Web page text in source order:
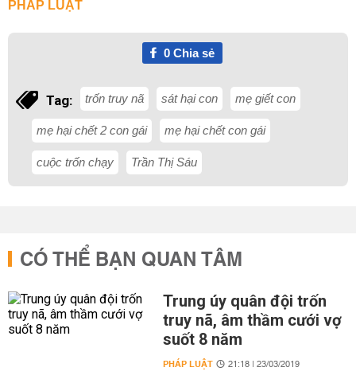
PHÁP LUẬT
0Chia sẻ
Tag: trốn truy nã sát hại con mẹ giết con
mẹ hại chết 2 con gái mẹ hại chết con gái
cuộc trốn chạy Trần Thị Sáu
CÓ THỂ BẠN QUAN TÂM
Trung úy quân đội trốn
truy nã, âm thầm cưới vợ
suốt 8 năm
PHÁP LUẬT 21:18 | 23/03/2019